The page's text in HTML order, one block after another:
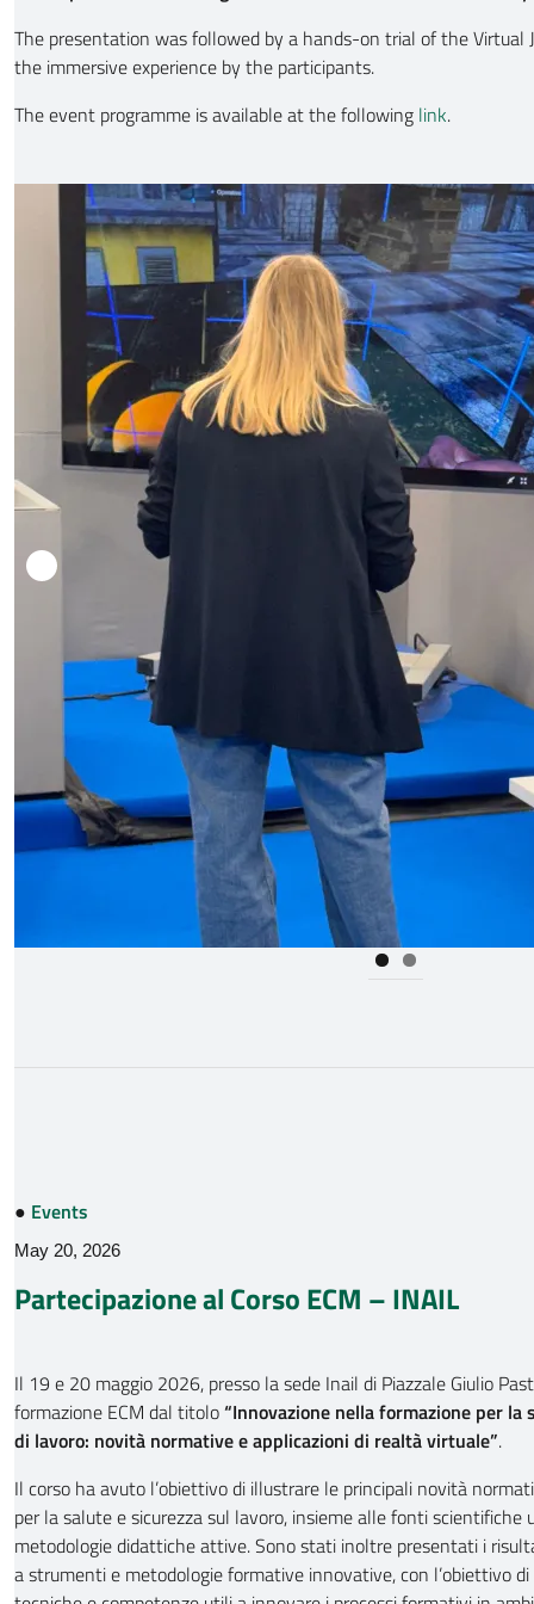
The presentation was followed by a hands-on trial of the Virtual
the immersive experience by the participants.
The event programme is available at the following link.
● Events
May 20, 2026
Partecipazione al Corso ECM – INAIL
Il 19 e 20 maggio 2026, presso la sede Inail di Piazzale Giulio
formazione ECM dal titolo“Innovazione nella formazione per la
di lavoro: novità normative e applicazioni di realtà virtuale”.
Il corso ha avuto l’obiettivo di illustrare le principali novità
per la salute e sicurezza sul lavoro, insieme alle fonti scientifiche
metodologie didattiche attive. Sono stati inoltre presentati i
a strumenti e metodologie formative innovative, con l’obiettivo